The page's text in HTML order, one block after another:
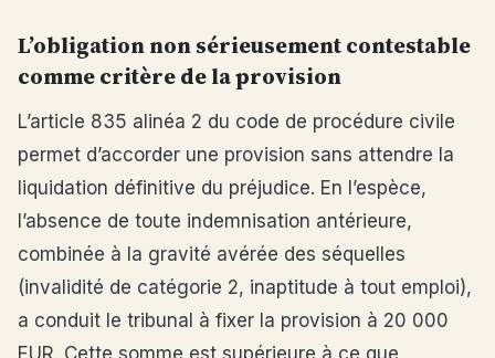
L’obligation non sérieusement contestable
comme critère de la provision
L’article 835 alinéa 2 du code de procédure civile
permet d’accorder une provision sans attendre la
liquidation définitive du préjudice. En l’espèce,
l’absence de toute indemnisation antérieure,
combinée à la gravité avérée des séquelles
(invalidité de catégorie 2, inaptitude à tout emploi),
a conduit le tribunal à fixer la provision à 20 000
EUR. Cette somme est supérieure à ce que